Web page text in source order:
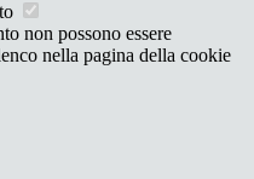
non possono essere
nella pagina della cookie